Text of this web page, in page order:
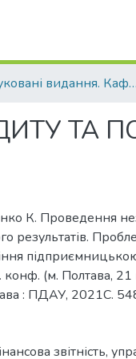
Друковані видання. Кафедра обліку і оподаткування
ТА
К. Проведення
результатів.
підприємницькою
(м. Полтава, 21
: ПДАУ, 2021С.
звітність,